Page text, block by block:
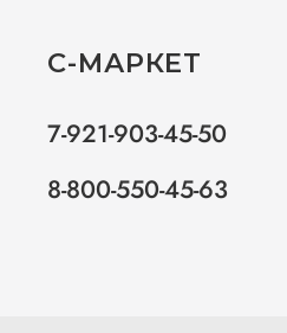
С-МАРКЕТ
7-921-903-45-50
8-800-550-45-63